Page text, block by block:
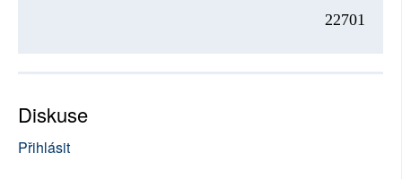
22701
Diskuse
Přihlásit